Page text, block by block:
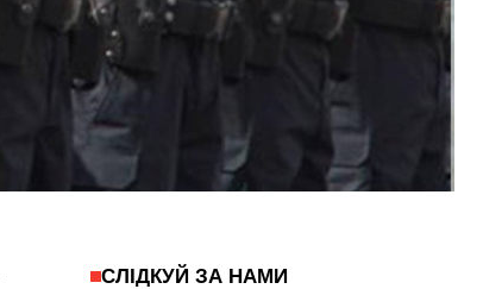
СЛІДКУЙ ЗА НАМИ